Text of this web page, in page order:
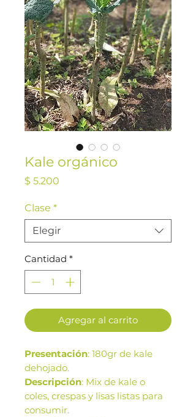
Kale orgánico
$ 5.200
Clase *
Elegir
Cantidad *
Agregar al carrito
Presentación: 180gr de kale
dehojado.
Descripción: Mix de kale o
coles, crespas y lisas listas para
consumir.